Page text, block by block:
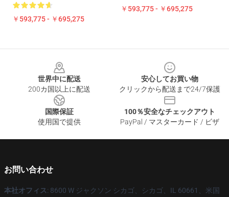
￥593,775 - ￥695,275
￥593,775 - ￥695,275
世界中に配送
200カ国以上に配送
安心してお買い物
クリックから配送まで24/7保護
国際保証
使用国で提供
100％安全なチェックアウト
PayPal / マスターカード / ビザ
お問い合わせ
本社オフィス: 8600 W ジャクソン シカゴ、シカゴ、IL 60661、米国